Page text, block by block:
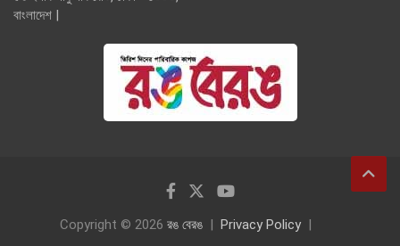
বাংলাদেশ |
Copyright © 2026 রঙ বেরঙ Privacy Policy